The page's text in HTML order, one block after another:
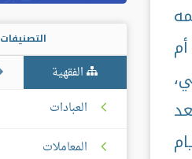
التصنيفات
الفقهية
العبادات
المعاملات